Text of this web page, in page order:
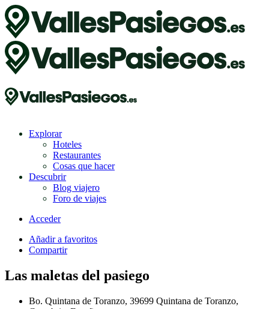
Explorar
Hoteles
Restaurantes
Cosas que hacer
Descubrir
Blog viajero
Foro de viajes
Acceder
Añadir a favoritos
Compartir
Las maletas del pasiego
Bo. Quintana de Toranzo, 39699 Quintana de Toranzo,